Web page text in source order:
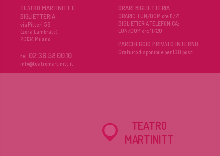
TEATRO MARTINITT E
BIGLIETTERIA
via Pitteri 58
(zona Lambrate)
20134 Milano
tel. 02 36.58.00.10
info@teatromartinitt.it
ORARI BIGLIETTERIA
ORARIO: LUN/DOM ore 11/21
BIGLIETTERIA TELEFONICA:
LUN/DOM ore 11/20
PARCHEGGIO PRIVATO INTERNO
Gratuito disponibile per 130 posti
TEATRO
MARTINITT